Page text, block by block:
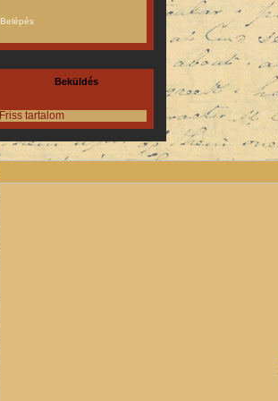
Beküldés
Friss tartalom